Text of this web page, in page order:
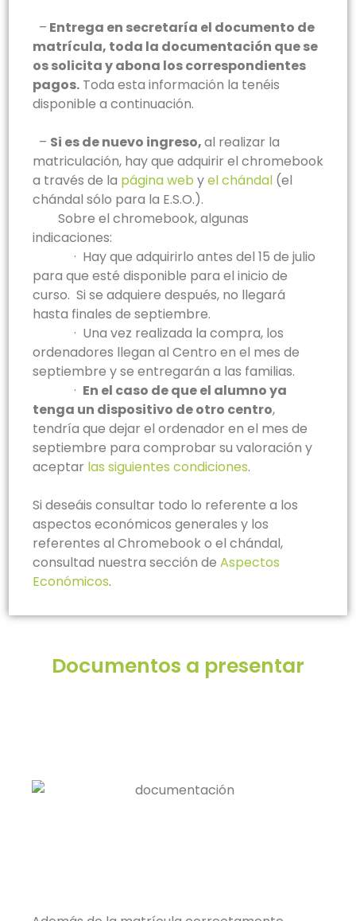
– Entrega en secretaría el documento de
matrícula, toda la documentación que se
os solicita y abona los correspondientes
pagos. Toda esta información la tenéis
disponible a continuación.
– Si es de nuevo ingreso,al realizar la
matriculación, hay que adquirir el chromebook
a través de la página web yel chándal (el
chándal sólo para la E.S.O.).
Sobre el chromebook, algunas
indicaciones:
· Hay que adquirirlo antes del 15 de julio
para que esté disponible para el inicio de
curso. Si se adquiere después, no llegará
hasta finales de septiembre.
· Una vez realizada la compra, los
ordenadores llegan al Centro en el mes de
septiembre y se entregarán a las familias.
· En el caso de que el alumno ya
tenga un dispositivo de otro centro,
tendría que dejar el ordenador en el mes de
septiembre para comprobar su valoración y
aceptar las siguientes condiciones.
Si deseáis consultar todo lo referente a los
aspectos económicos generales y los
referentes al Chromebook o el chándal,
consultad nuestra sección de Aspectos
Económicos.
Documentos a presentar